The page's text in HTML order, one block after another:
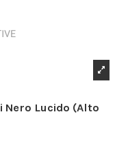
Nero Lucido (Alto